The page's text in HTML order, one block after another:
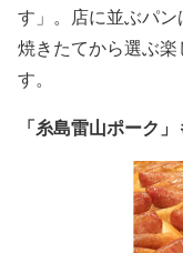
す」。店に並ぶパ
焼きたてから選ぶ
す。
「糸島雷山ポーク